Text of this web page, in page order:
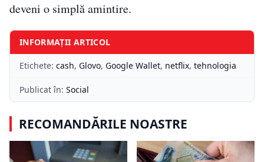
deveni o simplă amintire.
INFORMAȚII ARTICOL
Etichete: cash, Glovo, Google Wallet, netflix, tehnologia
Publicat în: Social
RECOMANDĂRILE NOASTRE